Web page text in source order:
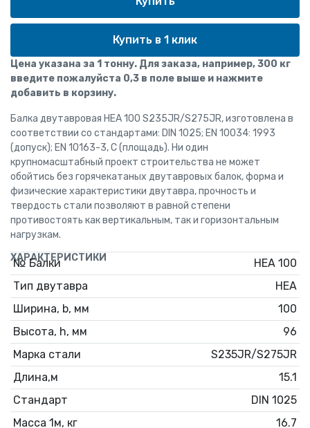
Купить в 1 клик
Цена указана за 1 тонну. Для заказа, например, 300 кг
введите пожалуйста 0,3 в поле выше и нажмите
добавить в корзину.
Балка двутавровая HEA 100 S235JR/S275JR, изготовлена в
соответствии со стандартами: DIN 1025; EN 10034: 1993
(допуск); EN 10163-3, C (площадь). Ни один
крупномасштабный проект строительства не может
обойтись без горячекатаных двутавровых балок, форма и
физические характеристики двутавра, прочность и
твердость стали позволяют в равной степени
противостоять как вертикальным, так и горизонтальным
нагрузкам.
ХАРАКТЕРИСТИКИ
№ Балки
HEA 100
Тип двутавра
HEA
Ширина, b, мм
100
Высота, h, мм
96
Марка стали
S235JR/S275JR
Длина,м
15.1
Стандарт
DIN 1025
Масса 1м, кг
16.7